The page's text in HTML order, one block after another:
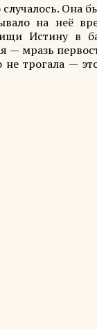
случалось.
на неё
Истину в
мразь
трогала —